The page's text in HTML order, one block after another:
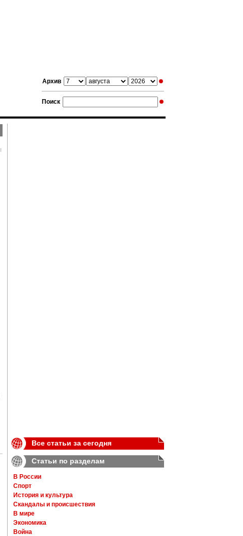
Архив
Поиск
Все статьи за сегодня
Статьи по разделам
В России
Спорт
История и культура
Скандалы и происшествия
В мире
Экономика
Война